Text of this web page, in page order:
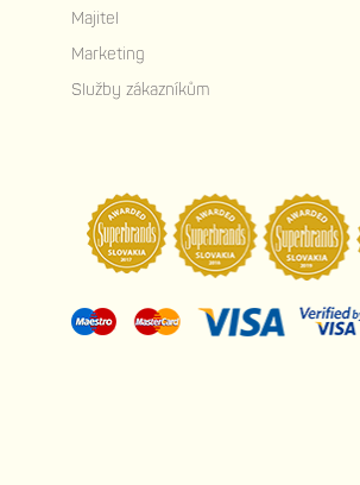
Majitel
Marketing
Služby zákazníkům